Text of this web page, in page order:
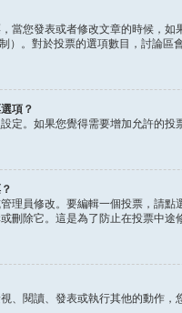
當您發表或者修改文章的時候，
）。對於投票的選項數目，討論區
項？
定。如果您覺得需要增加允許的投
理員修改。要編輯一個投票，請
刪除它。這是為了防止在投票中途
、閱讀、發表或執行其他的動作，